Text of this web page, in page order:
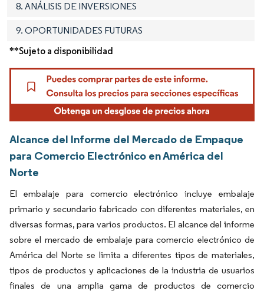
8. ANÁLISIS DE INVERSIONES
9. OPORTUNIDADES FUTURAS
**Sujeto a disponibilidad
Alcance del Informe del Mercado de Empaque
para Comercio Electrónico en América del
Norte
El embalaje para comercio electrónico incluye embalaje
primario y secundario fabricado con diferentes materiales, en
diversas formas, para varios productos. El alcance del informe
sobre el mercado de embalaje para comercio electrónico de
América del Norte se limita a diferentes tipos de materiales,
tipos de productos y aplicaciones de la industria de usuarios
finales de una amplia gama de productos de comercio